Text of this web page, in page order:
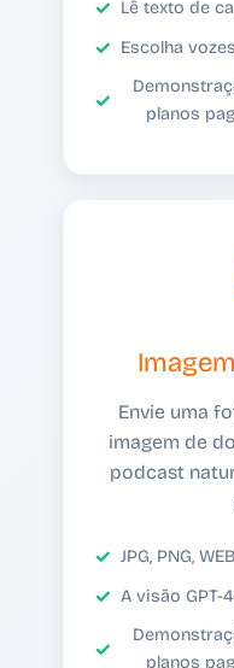
Lê texto de
Escolha
planos
Envie uma
imagem de
podcast
JPG, PNG,
A visão GPT-
planos